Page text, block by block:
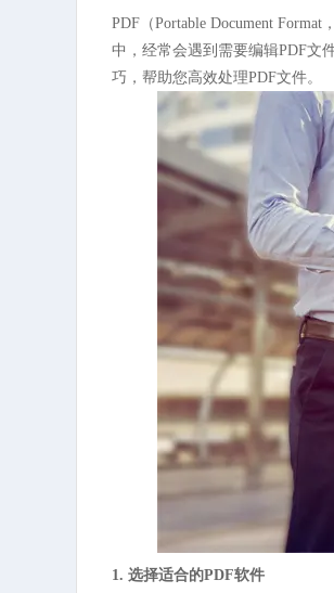
PDF（Portable Document
中，经常会遇到需要编辑PDF文
巧，帮助您高效处理PDF文件。
1. 选择适合的PDF软件